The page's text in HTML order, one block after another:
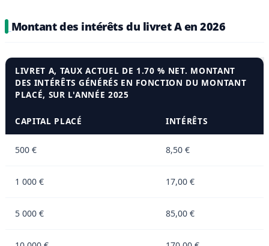
Montant des intérêts du livret A en 2026
LIVRET A, TAUX ACTUEL DE 1.70 % NET. MONTANT
DES INTÉRÊTS GÉNÉRÉS EN FONCTION DU MONTANT
PLACÉ, SUR L'ANNÉE 2025
CAPITAL PLACÉ INTÉRÊTS
500 € 8,50 €
1 000 € 17,00 €
5 000 € 85,00 €